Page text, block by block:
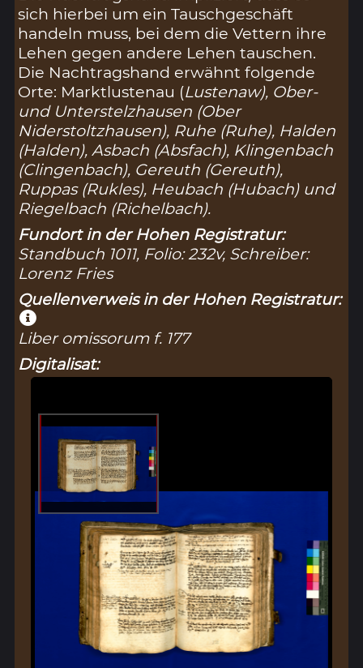
sich hierbei um ein Tauschgeschäft
handeln muss, bei dem die Vettern ihre
Lehen gegen andere Lehen tauschen.
Die Nachtragshand erwähnt folgende
Orte: Marktlustenau (Lustenaw), Ober-
und Unterstelzhausen (Ober
Niderstoltzhausen), Ruhe (Ruhe), Halden
(Halden), Asbach (Absfach), Klingenbach
(Clingenbach), Gereuth (Gereuth),
Ruppas (Rukles), Heubach (Hubach) und
Riegelbach (Richelbach).
Fundort in der Hohen Registratur:
Standbuch 1011, Folio: 232v, Schreiber:
Lorenz Fries
Quellenverweis in der Hohen Registratur:
Liber omissorum f. 177
Digitalisat: